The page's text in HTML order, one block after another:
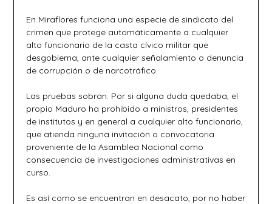
En Miraflores funciona una especie de sindicato del
crimen que protege automáticamente a cualquier
alto funcionario de la casta cívico militar que
desgobierna, ante cualquier señalamiento o denuncia
de corrupción o de narcotráfico.
Las pruebas sobran. Por si alguna duda quedaba, el
propio Maduro ha prohibido a ministros, presidentes
de institutos y en general a cualquier alto funcionario,
que atienda ninguna invitación o convocatoria
proveniente de la Asamblea Nacional como
consecuencia de investigaciones administrativas en
curso.
Es así como se encuentran en desacato, por no haber